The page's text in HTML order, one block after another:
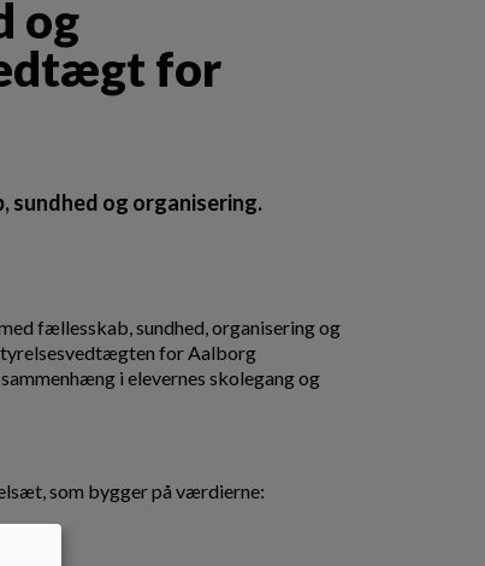
og
for
sundhed og organisering.
fællesskab, sundhed, organisering og
for Aalborg
i elevernes skolegang og
som bygger på værdierne: